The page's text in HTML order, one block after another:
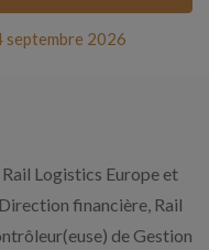
septembre 2026
Logistics Europe et
financière, Rail
de Gestion